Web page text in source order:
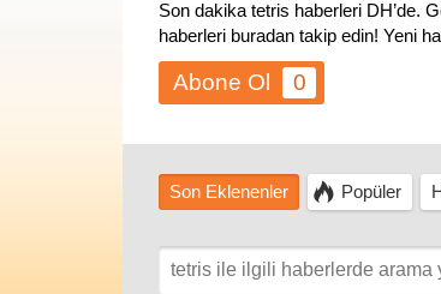
Son dakika tetris haberleri DH’de.
haberleri buradan takip edin! Yeni
0
Son Eklenenler Popüler